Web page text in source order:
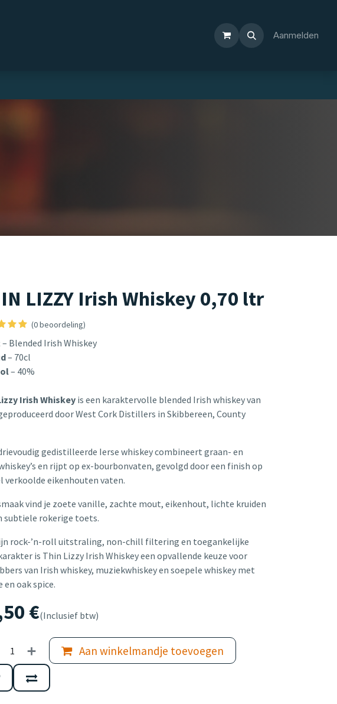
Aanmelden
LIZZY Irish Whiskey 0,70 ltr
(0 beoordeling)
– Blended Irish Whiskey
– 70cl
– 40%
Irish Whiskey is een karaktervolle blended Irish whiskey van
door West Cork Distillers in Skibbereen, County
gedistilleerde Ierse whiskey combineert graan- en
en rijpt op ex-bourbonvaten, gevolgd door een finish op
verkoolde eikenhouten vaten.
vind je zoete vanille, zachte mout, eikenhout, lichte kruiden
subtiele rokerige toets.
rock-’n-roll uitstraling, non-chill filtering en toegankelijke
is Thin Lizzy Irish Whiskey een opvallende keuze voor
van Irish whiskey, muziekwhiskey en soepele whiskey met
en oak spice.
€(Inclusief btw)
Aan winkelmandje toevoegen